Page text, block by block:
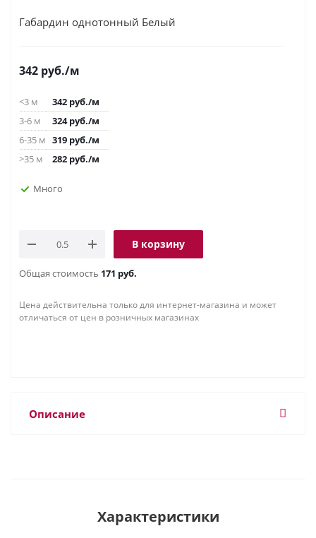
Габардин однотонный Белый
342 руб./м
<3 м 342 руб./м
3-6 м
324руб./м
6-35 м 319 руб./м
>35 м
282 руб./м
Много
В корзину
Общая стоимость 171 руб.
Цена действительна только для интернет-магазина и может
отличаться от цен в розничных магазинах
Описание
Характеристики